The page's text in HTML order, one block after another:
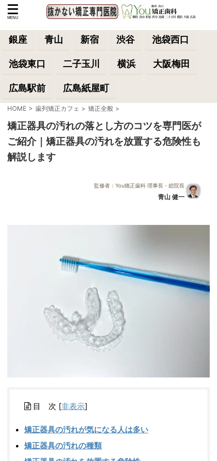
銀座 青山 新宿 渋谷 池袋西口
池袋東口 二子玉川 横浜 大阪梅田
広島駅前 広島紙屋町
HOME > 歯列矯正カフェ > 矯正全般 >
矯正器具の汚れの落とし方のコツを専門医が
ご紹介｜矯正器具の汚れを放置する危険性も
解説します
監修者：You矯正歯科 理事長・総院長
青山 健一
目 次 [非表示]
矯正器具の汚れが気になる人は多い
矯正器具の汚れの種類